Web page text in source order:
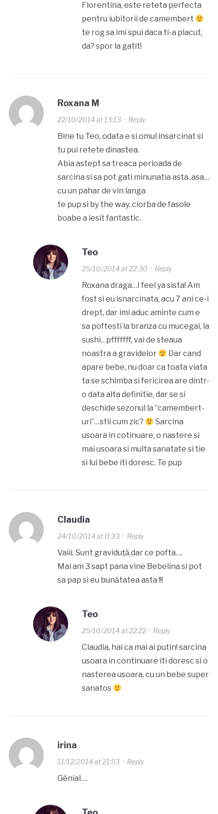
Florentina, este reteta perfecta
pentru iubitorii de camembert
te rog sa imi spui daca ti-a placut,
da? spor la gatit!
Roxana M
22/10/2014 at 13:13· Reply
Bine tu Teo, odata e si omul insarcinat si
tu pui retete dinastea.
Abia astept sa treaca perioada de
sarcina si sa pot gati minunatia asta..asa…
cu un pahar de vin langa
te pup si by the way..ciorba de fasole
boabe a iesit fantastic.
Teo
25/10/2014 at 22:30 · Reply
Roxana draga…I feel ya sista! Am
fost si eu isnarcinata, acu 7 ani ce-i
drept, dar imi aduc aminte cum e
sa poftesti la branza cu mucegai, la
sushi…pfffffff, vai de steaua
noastra a gravidelor
Dar cand
apare bebe, nu doar ca toata viata
ta se schimba si fericirea are dintr-
o data alta definitie, dar se si
deschide sezonul la “camembert-
uri”…stii cum zic?
Sarcina
usoara in cotinuare, o nastere si
mai usoara si multa sanatate si tie
si lui bebe iti doresc. Te pup
Claudia
24/10/2014 at 0:33· Reply
Vaiii. Sunt graviduță,dar ce pofta….
Mai am 3 sapt pana vine Bebelina si pot
sa pap si eu bunătatea asta !!!
Teo
25/10/2014 at 22:22· Reply
Claudia, hai ca mai ai putin! sarcina
usoara in continuare iti doresc si o
nasterea usoara, cu un bebe super
sanatos
irina
11/12/2014 at 21:53· Reply
Génial….